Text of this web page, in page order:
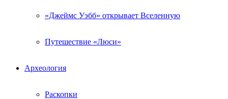
«Джеймс Уэбб» открывает Вселенную
Путешествие «Люси»
Археология
Раскопки